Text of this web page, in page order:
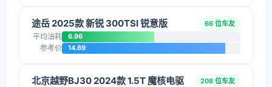
途岳 2025款 新锐 300TSI 锐意版 66 位车友
平均油耗 6.96
参考价 14.69
北京越野BJ30 2024款 1.5T 魔核电驱
208 位车友